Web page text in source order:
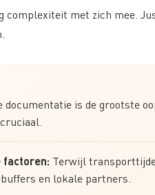
complexiteit met zich mee.
documentatie is de grootste
factoren: Terwijl
en lokale partners.